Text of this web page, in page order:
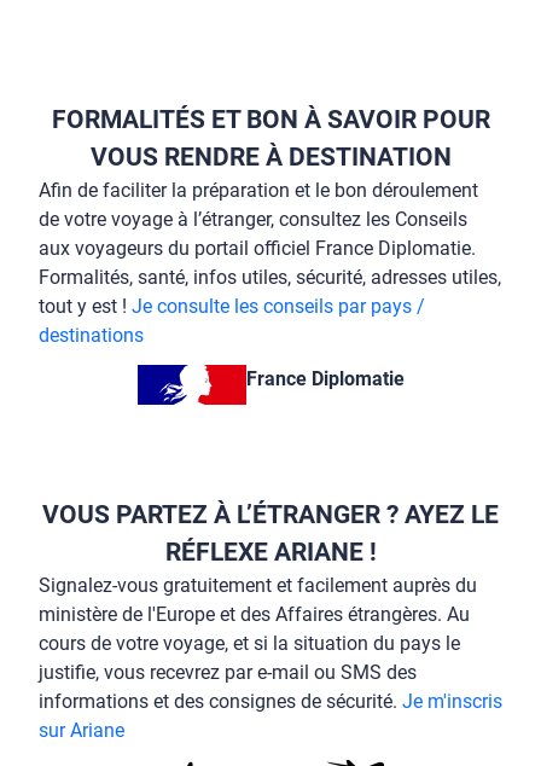
FORMALITÉS ET BON À SAVOIR POUR
VOUS RENDRE À DESTINATION
Afin de faciliter la préparation et le bon déroulement
de votre voyage à l’étranger, consultez les Conseils
aux voyageurs du portail officiel France Diplomatie.
Formalités, santé, infos utiles, sécurité, adresses utiles,
tout y est ! Je consulte les conseils par pays /
destinations
France Diplomatie
VOUS PARTEZ À L’ÉTRANGER ? AYEZ LE
RÉFLEXE ARIANE !
Signalez-vous gratuitement et facilement auprès du
ministère de l'Europe et des Affaires étrangères. Au
cours de votre voyage, et si la situation du pays le
justifie, vous recevrez par e-mail ou SMS des
informations et des consignes de sécurité. Je m'inscris
sur Ariane